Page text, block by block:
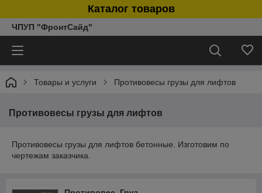
Каталог товаров
ЧПУП "ФронтСайд"
Товары и услуги Противовесы грузы для лифтов
Противовесы грузы для лифтов
Противовесы грузы для лифтов бетонные. Изготовим по
чертежам заказчика.